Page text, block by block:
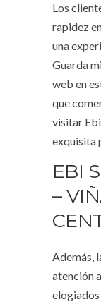
Los
rapidez
una
Guarda
web en
que
visitar
exquisita
EBI
–
Además,
atención
elogiados